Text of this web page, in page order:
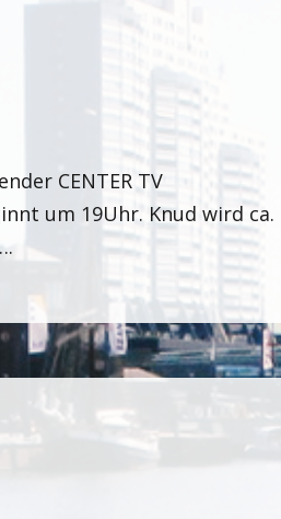
CENTER TV
um 19Uhr. Knud wird ca.